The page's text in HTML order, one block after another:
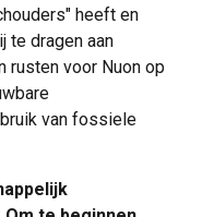
heeft en
te dragen aan
rusten voor Nuon op
van fossiele